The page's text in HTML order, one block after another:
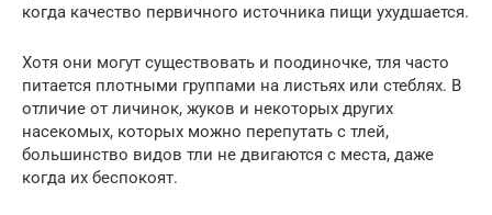
когда качество первичного источника пищи ухудшается.
Хотя они могут существовать и поодиночке, тля часто
питается плотными группами на листьях или стеблях. В
отличие от личинок, жуков и некоторых других
насекомых, которых можно перепутать с тлей,
большинство видов тли не двигаются с места, даже
когда их беспокоят.